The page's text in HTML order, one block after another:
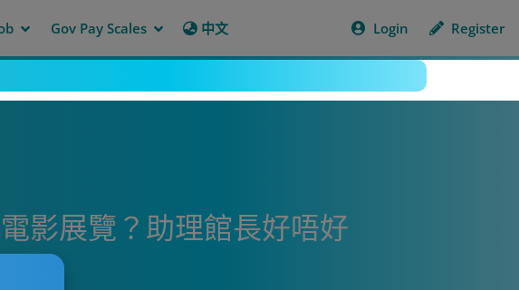
Gov Pay Scales 中文 Login Register
影展覽？助理館長好唔好